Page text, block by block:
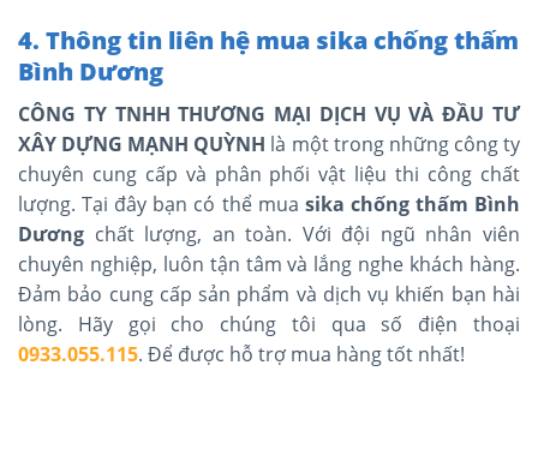
4. Thông tin liên hệ mua sika chống thấm
Bình Dương
CÔNG TY TNHH THƯƠNG MẠI DỊCH VỤ VÀ ĐẦU TƯ
XÂY DỰNG MẠNH QUỲNH là một trong những công ty
chuyên cung cấp và phân phối vật liệu thi công chất
lượng. Tại đây bạn có thể mua sika chống thấm Bình
Dương chất lượng, an toàn. Với đội ngũ nhân viên
chuyên nghiệp, luôn tận tâm và lắng nghe khách hàng.
Đảm bảo cung cấp sản phẩm và dịch vụ khiến bạn hài
lòng. Hãy gọi cho chúng tôi qua số điện thoại
0933.055.115. Để được hỗ trợ mua hàng tốt nhất!